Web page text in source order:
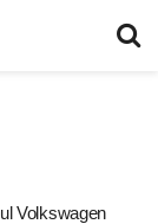
Volkswagen